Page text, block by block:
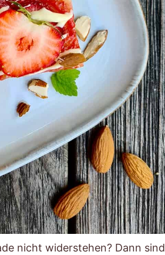
nicht widerstehen? Dann sind